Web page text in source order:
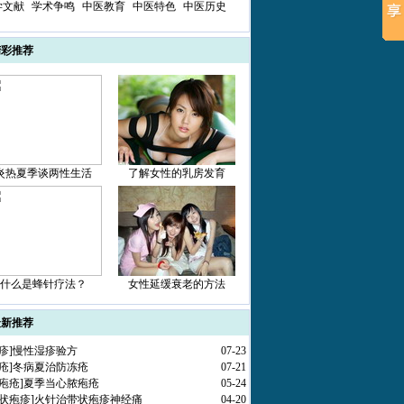
文献 学术争鸣 中医教育 中医特色 中医历史
推荐
热夏季谈两性生活 了解女性的乳房发育
什么是蜂针疗法？ 女性延缓衰老的方法
推荐
]慢性湿疹验方
07-23
]冬病夏治防冻疮
07-21
疮]夏季当心脓疱疮
05-24
疱疹]火针治带状疱疹神经痛 04-20